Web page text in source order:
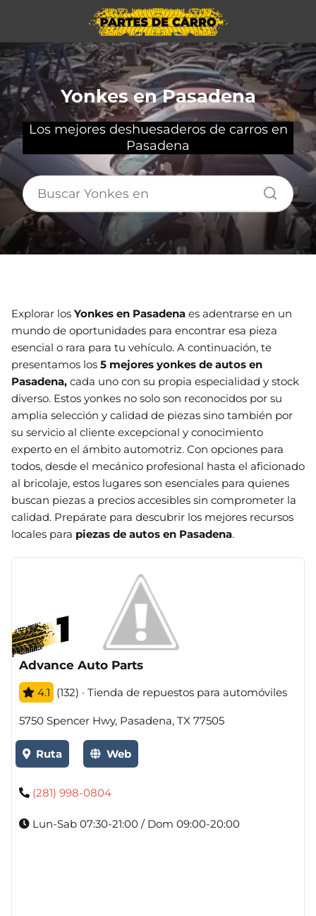
Yonkes en Pasadena
Los mejores deshuesaderos de carros en
Pasadena
Explorar los Yonkes en Pasadena es adentrarse en un
mundo de oportunidades para encontrar esa pieza
esencial o rara para tu vehículo. A continuación, te
presentamos los 5 mejores yonkes de autos en
Pasadena, cada uno con su propia especialidad y stock
diverso. Estos yonkes no solo son reconocidos por su
amplia selección y calidad de piezas sino también por
su servicio al cliente excepcional y conocimiento
experto en el ámbito automotriz. Con opciones para
todos, desde el mecánico profesional hasta el aficionado
al bricolaje, estos lugares son esenciales para quienes
buscan piezas a precios accesibles sin comprometer la
calidad. Prepárate para descubrir los mejores recursos
locales para piezas de autos en Pasadena.
Advance Auto Parts
4.1 (132) · Tienda de repuestos para automóviles
5750 Spencer Hwy, Pasadena, TX 77505
Ruta Web
(281) 998-0804
Lun-Sab 07:30-21:00 / Dom 09:00-20:00